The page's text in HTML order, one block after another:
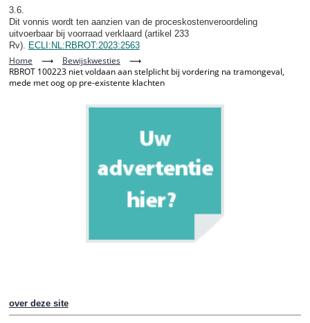
3.6.
Dit vonnis wordt ten aanzien van de proceskostenveroordeling
uitvoerbaar bij voorraad verklaard (artikel 233
Rv).
ECLI:NL:RBROT:2023:2563
Home ⟶ Bewijskwesties
⟶
RBROT 100223 niet voldaan aan stelplicht bij vordering na tramongeval,
mede met oog op pre-existente klachten
over deze site